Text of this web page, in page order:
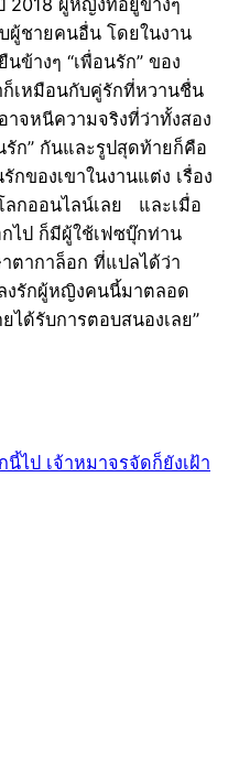
ผู้ชายคนอื่น โดยในงาน
ข้างๆ “เพื่อนรัก” ของ
เหมือนกับคู่รักที่หวานชื่น
จหนีความจริงที่ว่าทั้งสอง
ก” กันและรูปสุดท้ายก็คือ
กของเขาในงานแต่ง เรื่อง
ลกออนไลน์เลย และเมื่อ
ไป ก็มีผู้ใช้เฟซบุ๊กท่าน
ตากาล็อก ที่แปลได้ว่า
งรักผู้หญิงคนนี้มาตลอด
ได้รับการตอบสนองเลย”